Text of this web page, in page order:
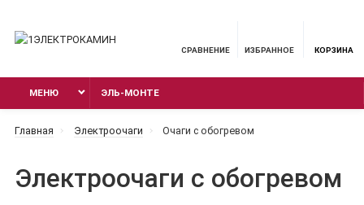
СРАВНЕНИЕ ИЗБРАННОЕ КОРЗИНА
МЕНЮ ЭЛЬ-МОНТЕ
Главная Электроочаги Очаги с обогревом
Электроочаги с обогревом